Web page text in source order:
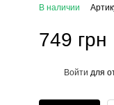
В наличии
749 грн
Войти для